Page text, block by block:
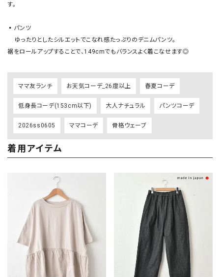
す。
▪️パンツ
裾をロールアップすることで、149cmでもバランスよく着こなせます◎
ママ友ランチ お天気コーデ_26度以上 春夏コーデ
低身長コーデ(153cm以下) 大人ナチュラル パンツコーデ
2026ss0605 ママコーデ 骨格ウェーブ
着用アイテム